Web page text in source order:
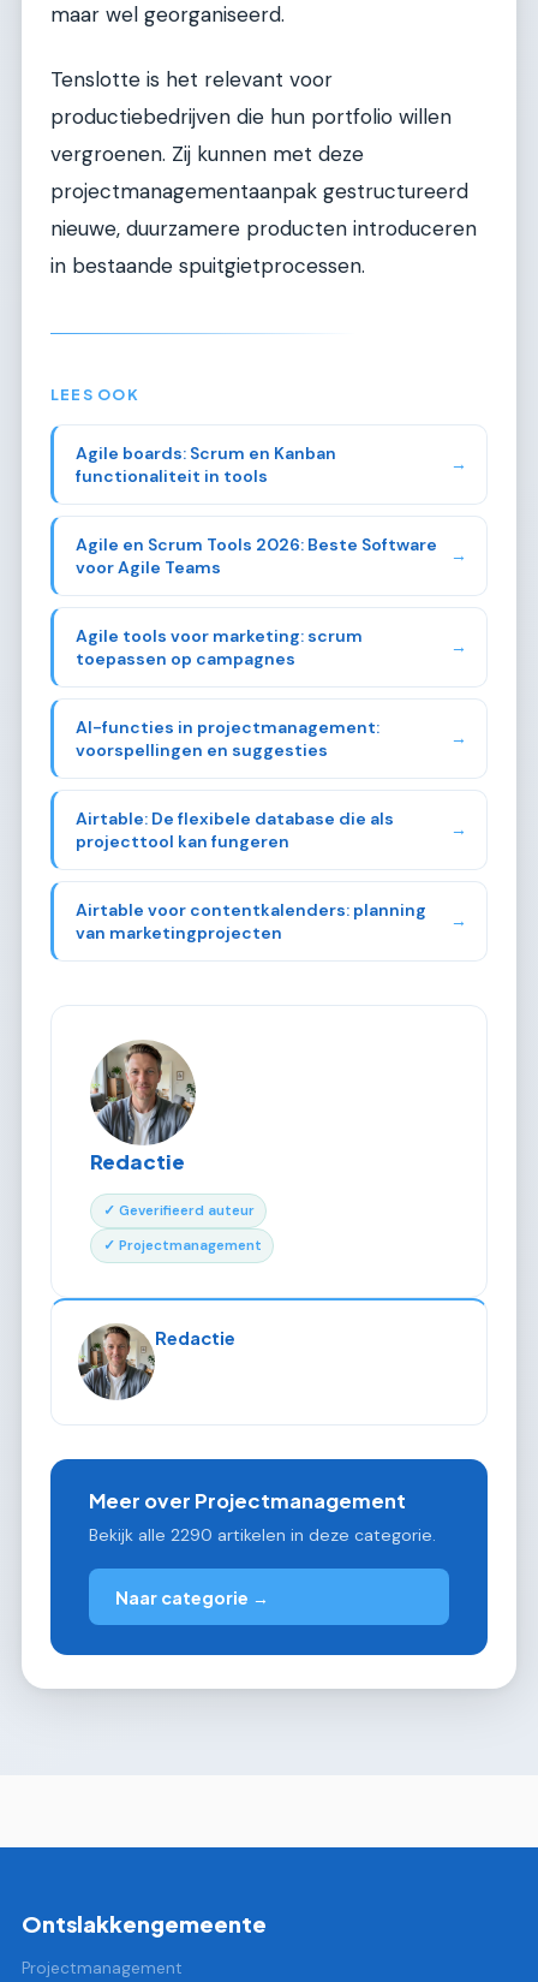
maar wel georganiseerd.
Tenslotte is het relevant voor
productiebedrijven die hun portfolio willen
vergroenen. Zij kunnen met deze
projectmanagementaanpak gestructureerd
nieuwe, duurzamere producten introduceren
in bestaande spuitgietprocessen.
LEES OOK
Agile boards: Scrum en Kanban
functionaliteit in tools
→
Agile en Scrum Tools 2026: Beste Software
voor Agile Teams
→
Agile tools voor marketing: scrum
toepassen op campagnes
→
AI-functies in projectmanagement:
voorspellingen en suggesties
→
Airtable: De flexibele database die als
projecttool kan fungeren
→
Airtable voor contentkalenders: planning
van marketingprojecten
→
Redactie
✓ Geverifieerd auteur
✓ Projectmanagement
Redactie
Meer over Projectmanagement
Bekijk alle 2290 artikelen in deze categorie.
Naar categorie →
Ontslakkengemeente
Projectmanagement